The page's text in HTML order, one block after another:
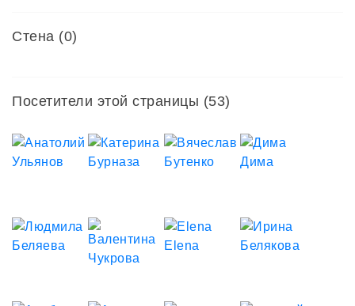
Стена (0)
Посетители этой страницы (53)